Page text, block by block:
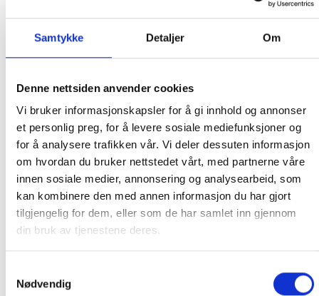
Samtykke Detaljer Om
Denne nettsiden anvender cookies
Vi bruker informasjonskapsler for å gi innhold og annonser
et personlig preg, for å levere sosiale mediefunksjoner og
for å analysere trafikken vår. Vi deler dessuten informasjon
om hvordan du bruker nettstedet vårt, med partnerne våre
innen sosiale medier, annonsering og analysearbeid, som
kan kombinere den med annen informasjon du har gjort
tilgjengelig for dem, eller som de har samlet inn gjennom
din bruk av tjenestene deres.
Nødvendig
220 – 240V / 50Hz
For både pneumatisk og elektronisk bruk (med
innebygd pneumatisk bryter)
Inntrengningsbeskyttelse: IPx5
Lavt energiforbruk
Pneumatisk bryter og kabel montert på baksiden av
koblingsboksen
Anbefalt for variabel hastighetskontroll
Stille løping
Spesielle vibrasjonsdempende føtter
Leveres med 3 m kabel